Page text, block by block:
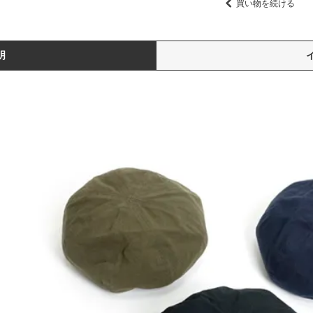
買い物を続ける